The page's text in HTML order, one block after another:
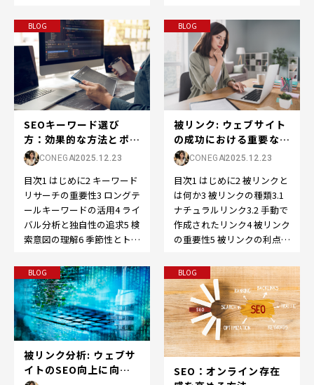
タ…
BLOG
SEOキーワード選び
方：効果的な方法とポイ
ントCONEGA2025.12.23
目次1 はじめに2 キーワード
リサーチの重要性3 ロングテ
ールキーワードの活用4 ライ
バル分析と独自性の追求5 検
索意図の理解6 季節性とトレ
の…
BLOG
被リンク: ウェブサイト
の成功における重要な役
割 CONEGA2025.12.23
目次1 はじめに2 被リンクと
は何か3 被リンクの種類3.1
ナチュラルリンク3.2 手動で
作成されたリンク4 被リンク
の重要性5 被リンクの利点
BLOG
被リンク分析: ウェブサ
イトのSEO向上に向け
BLOG
SEO：オンライン存在